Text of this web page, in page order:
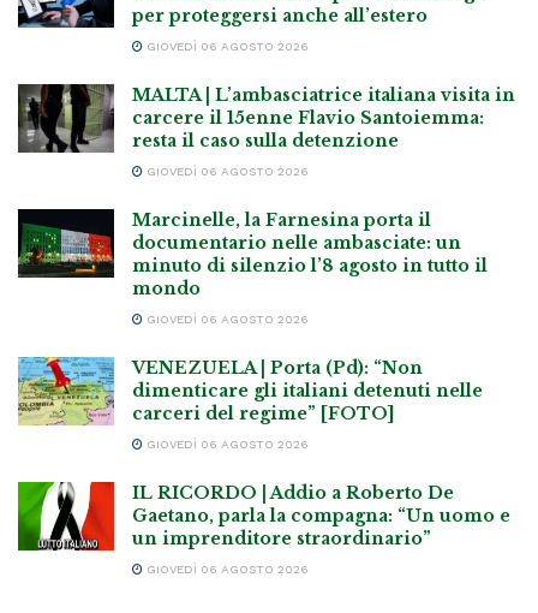
per proteggersi anche all’estero
GIOVEDÌ 06 AGOSTO 2026
MALTA | L’ambasciatrice italiana visita in
carcere il 15enne Flavio Santoiemma:
resta il caso sulla detenzione
GIOVEDÌ 06 AGOSTO 2026
Marcinelle, la Farnesina porta il
documentario nelle ambasciate: un
minuto di silenzio l’8 agosto in tutto il
mondo
GIOVEDÌ 06 AGOSTO 2026
VENEZUELA | Porta (Pd): “Non
dimenticare gli italiani detenuti nelle
carceri del regime” [FOTO]
GIOVEDÌ 06 AGOSTO 2026
IL RICORDO | Addio a Roberto De
Gaetano, parla la compagna: “Un uomo e
un imprenditore straordinario”
GIOVEDÌ 06 AGOSTO 2026